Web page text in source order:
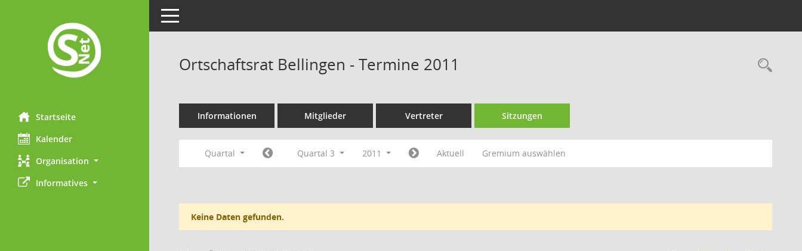
Startseite
Kalender
Organisation
Informatives
Toggle navigation
Ortschaftsrat Bellingen - Termine 2011
Informationen Mitglieder Vertreter Sitzungen
Quartal Quartal 3 2011 Aktuell Gremium auswählen
Keine Daten gefunden.